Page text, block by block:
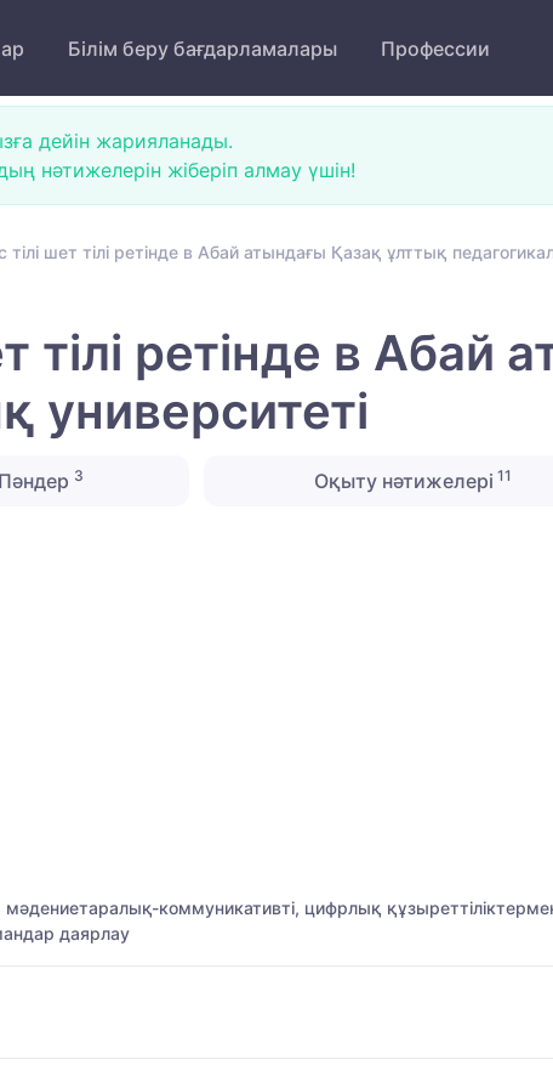
Білім беру бағдарламалары Профессии
дейін жарияланады.
нәтижелерін жіберіп алмау үшін!
шет тілі ретінде в Абай атындағы Қазақ ұлттық
тілі ретінде в Абай
университеті
Пәндер 3 Оқыту нәтижелері 11
мәдениетаралық-коммуникативті, цифрлық
даярлау